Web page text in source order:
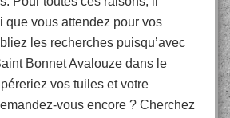
que vous attendez pour vos
les recherches puisqu’avec
Bonnet Avalouze dans le
vos tuiles et votre
vous encore ? Cherchez